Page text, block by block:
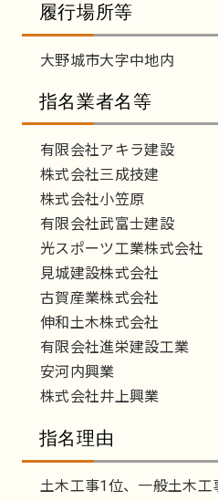
履行場所等
大野城市大字中地内
指名業者名等
有限会社アキラ建設
株式会社三成技建
株式会社小笠原
有限会社武富士建設
光スポーツ工業株式会社
見城建設株式会社
古賀産業株式会社
伸和土木株式会社
有限会社進栄建設工業
安河内興業
株式会社井上興業
指名理由
土木工事1位、一般土木工